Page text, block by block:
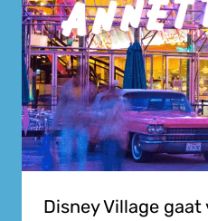
Disney Village